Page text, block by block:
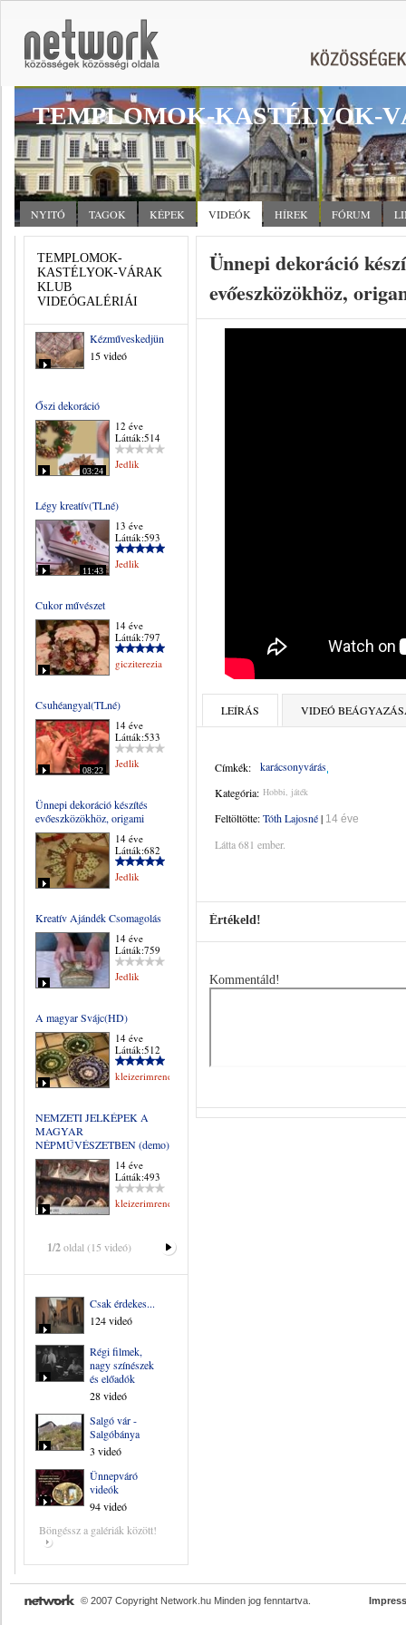
TEMPLOMOK-KASTÉLYOK-
NYITÓ TAGOK KÉPEK VIDEÓK HÍREK FÓRUM
TEMPLOMOK-
KASTÉLYOK-VÁRAK
KLUB
VIDEÓGALÉRIÁI
Kézműveskedjünk
15 videó
Őszi dekoráció
03:24
12 éve
Látták:514
Jedlik
Légy kreatív(TLné)
11:43
13 éve
Látták:593
Jedlik
Cukor művészet
14 éve
Látták:797
gicziterezia
Csuhéangyal(TLné)
08:22
14 éve
Látták:533
Jedlik
Ünnepi dekoráció készítés
evőeszközökhöz, origami
14 éve
Látták:682
Jedlik
Kreatív Ajándék Csomagolás
14 éve
Látták:759
Jedlik
A magyar Svájc(HD)
14 éve
Látták:512
kleizerimrene
NEMZETI JELKÉPEK A
MAGYAR
NÉPMŰVÉSZETBEN (demo)
14 éve
Látták:493
kleizerimrene
1/2oldal (15 videó)
Csak érdekes...
124 videó
Régi filmek,
nagy színészek
és előadók
28 videó
Salgó vár -
Salgóbánya
3 videó
Ünnepváró
videók
94 videó
Böngéssz a galériák között!
Ünnepi dekoráció
evőeszközökhöz,
LEÍRÁS VIDEÓ
Címkék:
karácsonyvárás
Kategória: Hobbi, játék
Feltöltötte:Tóth Lajosné| 14 éve
Látta 681 ember.
Értékeld!
Kommentáld!
© 2007 Copyright Network.hu Minden jog fenntartva.